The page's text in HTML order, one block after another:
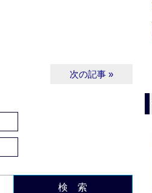
次の記事 »
検 索